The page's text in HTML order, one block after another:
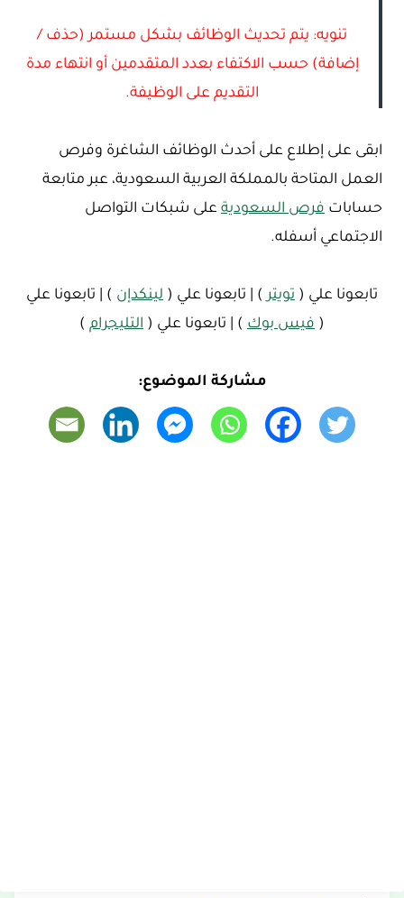
تنويه: يتم تحديث الوظائف بشكل مستمر (حذف /
إضافة) حسب الاكتفاء بعدد المتقدمين أو انتهاء مدة
التقديم على الوظيفة.
ابقى على إطلاع على أحدث الوظائف الشاغرة وفرص
العمل المتاحة بالمملكة العربية السعودية، عبر متابعة
حسابات فرص السعودية على شبكات التواصل
الاجتماعي أسفله.
تابعونا علي ( تويتر ) | تابعونا علي ( لينكدإن ) | تابعونا علي
( فيس بوك ) | تابعونا علي ( التليجرام )
مشاركة الموضوع: